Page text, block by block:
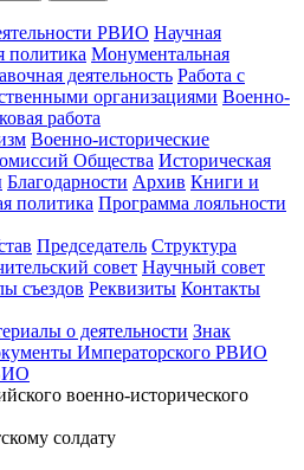
РВИО Научная
политика Монументальная
деятельность Работа с
организациями Военно-
работа
Военно-исторические
Общества Историческая
Благодарности Архив Книги и
политика Программа лояльности
Председатель Структура
совет Научный совет
съездов Реквизиты Контакты
о деятельности Знак
Императорского РВИО
военно-исторического
солдату